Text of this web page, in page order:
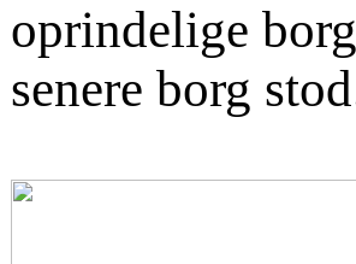
oprindelige
senere borg